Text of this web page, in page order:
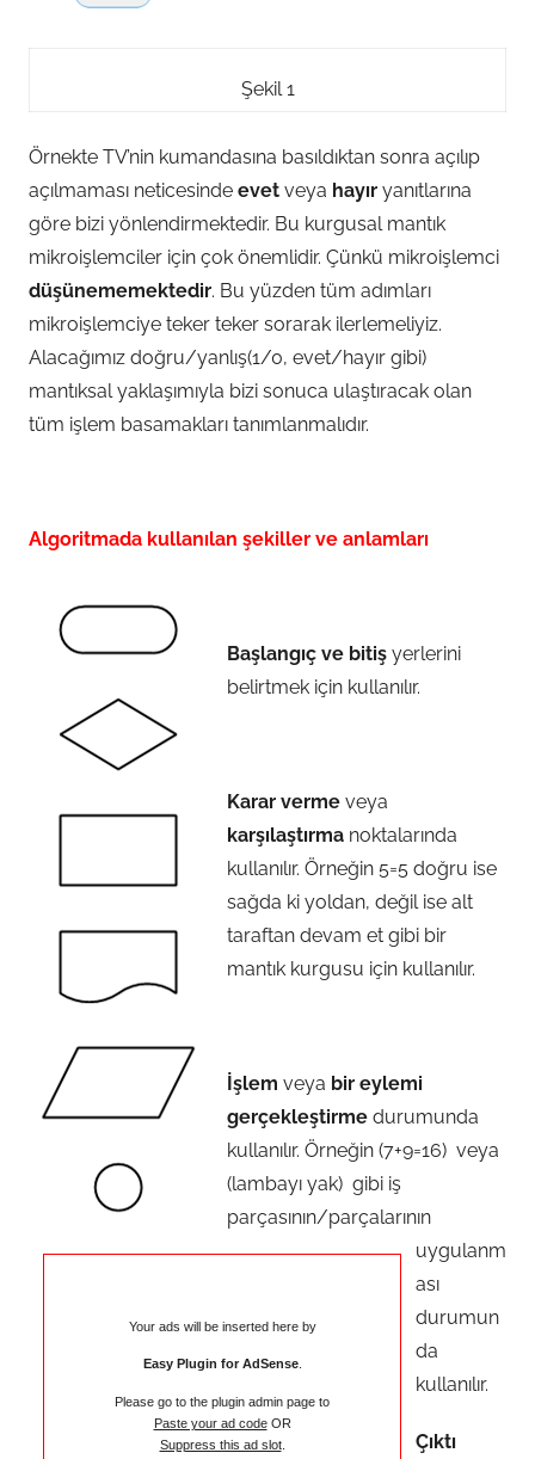
Şekil 1
Örnekte TV’nin kumandasına basıldıktan sonra açılıp
açılmaması neticesinde evet veya hayır yanıtlarına
göre bizi yönlendirmektedir. Bu kurgusal mantık
mikroişlemciler için çok önemlidir. Çünkü mikroişlemci
düşünememektedir. Bu yüzden tüm adımları
mikroişlemciye teker teker sorarak ilerlemeliyiz.
Alacağımız doğru/yanlış(1/0, evet/hayır gibi)
mantıksal yaklaşımıyla bizi sonuca ulaştıracak olan
tüm işlem basamakları tanımlanmalıdır.
Algoritmada kullanılan şekiller ve anlamları
Başlangıç ve bitiş yerlerini
belirtmek için kullanılır.
Karar verme veya
karşılaştırma noktalarında
kullanılır. Örneğin 5=5 doğru ise
sağda ki yoldan, değil ise alt
taraftan devam et gibi bir
mantık kurgusu için kullanılır.
Your ads will be inserted here by
Easy Plugin for AdSense.
Please go to the plugin admin page to
Paste your ad codeOR
Suppress this ad slot.
İşlem veya bir eylemi
gerçekleştirme durumunda
kullanılır. Örneğin (7+9=16) veya
(lambayı yak) gibi iş
parçasının/parçalarının
uygulanm
ası
durumun
da
kullanılır.
Çıktı